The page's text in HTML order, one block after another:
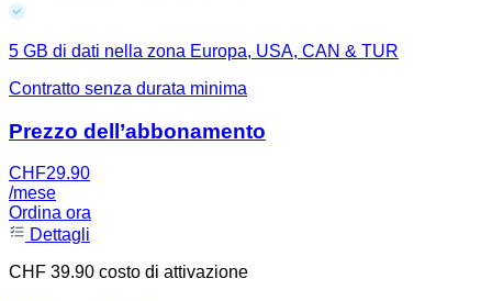
5 GB di dati nella zona Europa, USA, CAN & TUR
Contratto senza durata minima
Prezzo dell’abbonamento
CHF29.90
/mese
Ordina ora
Dettagli
CHF 39.90 costo di attivazione